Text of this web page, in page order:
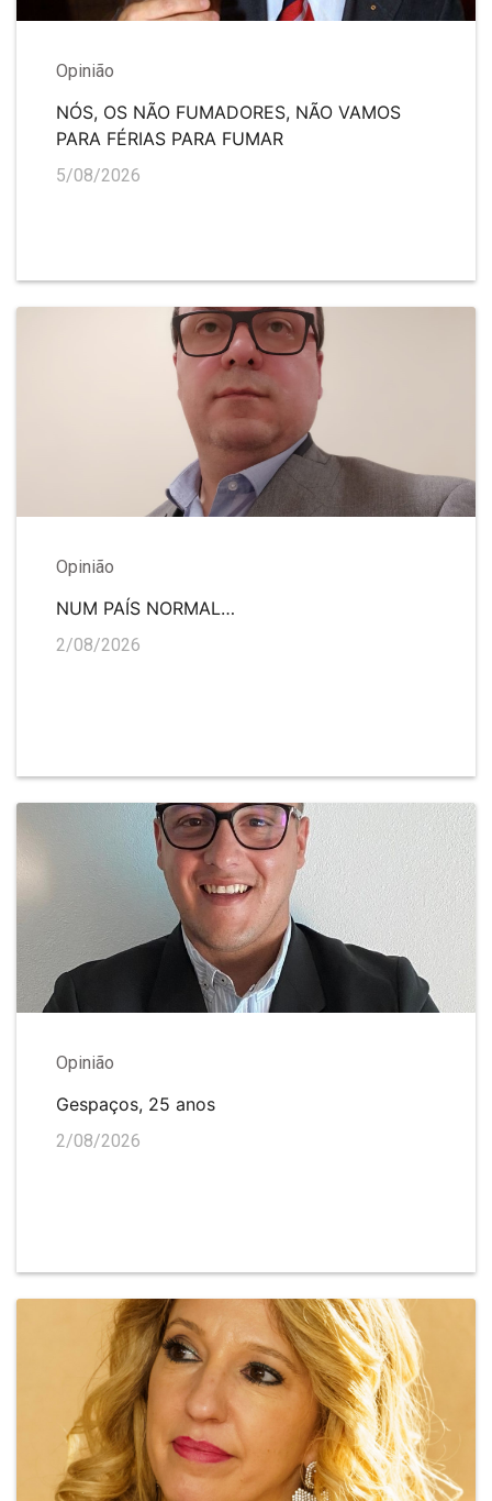
Opinião
NÓS, OS NÃO FUMADORES, NÃO VAMOS
PARA FÉRIAS PARA FUMAR
5/08/2026
Opinião
NUM PAÍS NORMAL…
2/08/2026
Opinião
Gespaços, 25 anos
2/08/2026